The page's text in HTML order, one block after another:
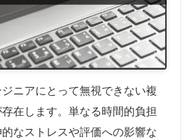
ニアにとって無視できない複
在します。単なる時間的負担
なストレスや評価への影響な